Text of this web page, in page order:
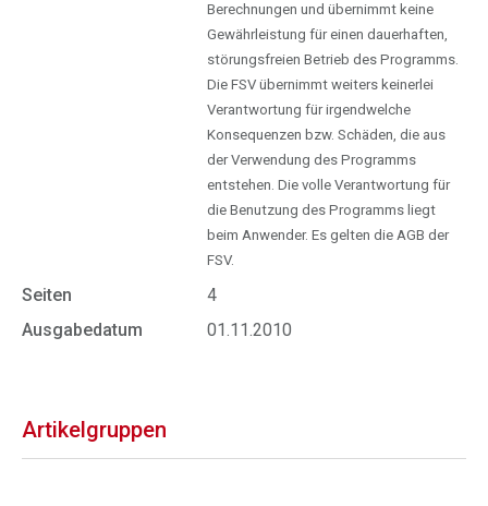
Berechnungen und übernimmt keine
Gewährleistung für einen dauerhaften,
störungsfreien Betrieb des Programms.
Die FSV übernimmt weiters keinerlei
Verantwortung für irgendwelche
Konsequenzen bzw. Schäden, die aus
der Verwendung des Programms
entstehen. Die volle Verantwortung für
die Benutzung des Programms liegt
beim Anwender. Es gelten die AGB der
FSV.
Seiten
4
Ausgabedatum
01.11.2010
Artikelgruppen